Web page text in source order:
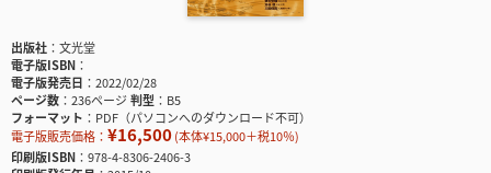
出版社
文光堂
電子版ISBN
電子版発売日
2022/02/28
ページ数
236ページ判型
B5
フォーマット
PDF（パソコンへのダウンロード不可）
電子版販売価格： ¥16,500(本体¥15,000＋税10％)
印刷版ISBN
978-4-8306-2406-3